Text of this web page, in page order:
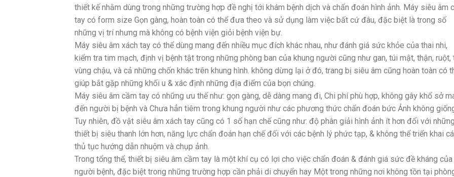
thiết kế nhằm dùng trong những trường hợp đề nghị tới khám bệnh dịch và chẩn đoán hình ảnh. Máy siêu âm
tay có form size Gọn gàng, hoàn toàn có thể đưa theo và sử dụng làm việc bất cứ đâu, đặc biệt là trong số
những vị trí nhưng mà không có bệnh viện giỏi bệnh viện bự.
Máy siêu âm xách tay có thể dùng mang đến nhiều mục đích khác nhau, như đánh giá sức khỏe của thai nhi,
kiểm tra tim mạch, định vị bệnh tật trong những phòng ban của khung người cũng như gan, túi mật, thận, ruột,
vùng chậu, và cả những chốn khác trên khung hình. không dừng lại ở đó, trang bị siêu âm cũng hoàn toàn có
giúp bắt gặp những khối u & xác định những địa điểm của bọn chúng.
Máy siêu âm cầm tay có những ưu thế như: gọn gàng, dễ dàng mang đi, Chi phí phù hợp, không gây khổ sở
đến người bị bệnh và Chưa hẳn tiêm trong khung người như các phương thức chẩn đoán bức Ảnh không
Tuy nhiên, đồ vật siêu âm xách tay cũng có 1 số hạn chế cũng như: độ phân giải hình ảnh ít hơn đối với những
thiết bị siêu thanh lớn hơn, năng lực chẩn đoán hạn chế đối với các bệnh lý phức tạp, & không thể triển khai
thủ tục hướng dẫn nhuộm và chụp ảnh.
Trong tổng thể, thiết bị siêu âm cầm tay là một khí cụ có lợi cho việc chẩn đoán & đánh giá sức đề kháng của
người bệnh, đặc biệt trong những trường hợp cần phải di chuyển hay Một trong những nơi không tồn tại